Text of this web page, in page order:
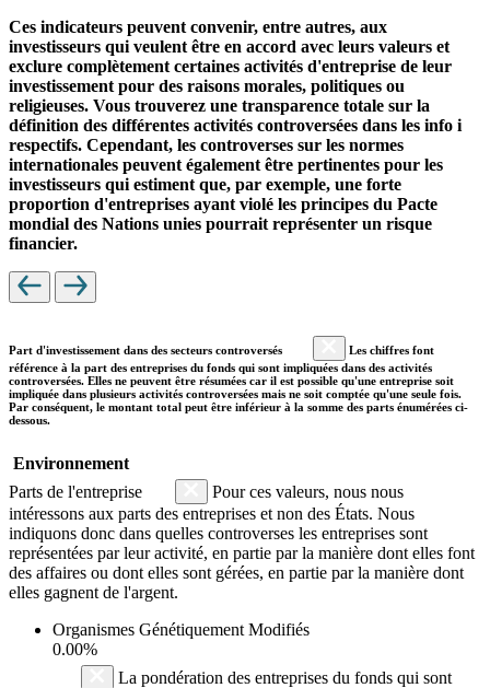
Ces indicateurs peuvent convenir, entre autres, aux
investisseurs qui veulent être en accord avec leurs valeurs et
exclure complètement certaines activités d'entreprise de leur
investissement pour des raisons morales, politiques ou
religieuses. Vous trouverez une transparence totale sur la
définition des différentes activités controversées dans les info i
respectifs. Cependant, les controverses sur les normes
internationales peuvent également être pertinentes pour les
investisseurs qui estiment que, par exemple, une forte
proportion d'entreprises ayant violé les principes du Pacte
mondial des Nations unies pourrait représenter un risque
financier.
Part d'investissement dans des secteurs controversés
Les chiffres font
référence à la part des entreprises du fonds qui sont impliquées dans des activités
controversées. Elles ne peuvent être résumées car il est possible qu'une entreprise soit
impliquée dans plusieurs activités controversées mais ne soit comptée qu'une seule fois.
Par conséquent, le montant total peut être inférieur à la somme des parts énumérées ci-
dessous.
Environnement
Parts de l'entreprise
Pour ces valeurs, nous nous
intéressons aux parts des entreprises et non des États. Nous
indiquons donc dans quelles controverses les entreprises sont
représentées par leur activité, en partie par la manière dont elles font
des affaires ou dont elles sont gérées, en partie par la manière dont
elles gagnent de l'argent.
Organismes Génétiquement Modifiés
0.00%
La pondération des entreprises du fonds qui sont